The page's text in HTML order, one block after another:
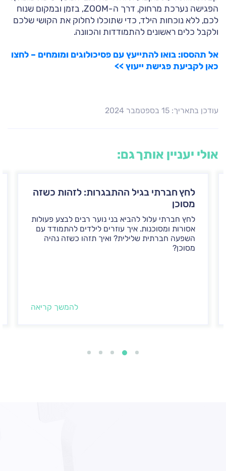
הפגישה נערכת מרחוק, דרך ה-ZOOM, בזמן ובמקום שנוח
לכם, ללא נוכחות הילד, כדי שתוכלו לחלוק את הקושי שלכם
ולקבל כלים ראשונים להתמודדות והכוונה.
אל תהססו: בואו להתייעץ עם פסיכולוגים ומומחים – לחצו
כאן לקביעת פגישת ייעוץ >>
עודכן בתאריך: 15 בספטמבר 2024
אולי יעניין אותך גם:
לחץ חברתי בגיל ההתבגרות: לזהות כשזה
מסוכן
לחץ חברתי עלול להביא בני נוער רבים לבצע פעולות
אסורות ומסוכנות. איך עוזרים לילדים להתמודד עם
השפעה חברתית שלילית? ואיך תזהו כשזה נהיה
מסוכן?
להמשך קריאה